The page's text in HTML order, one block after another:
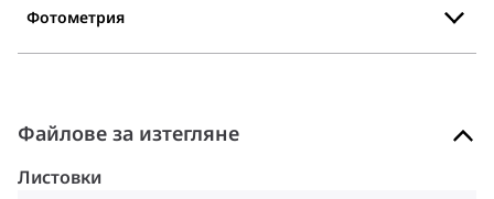
Фотометрия
Файлове за изтегляне
Листовки